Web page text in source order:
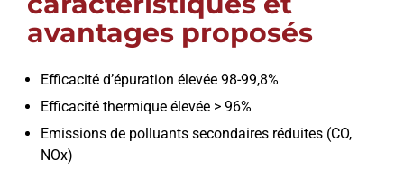
avantages proposés
Efficacité d’épuration élevée 98-99,8%
Efficacité thermique élevée > 96%
Emissions de polluants secondaires réduites (CO,
NOx)